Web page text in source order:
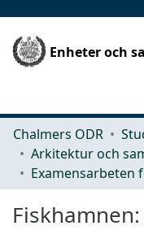
Enheter och
Chalmers ODR